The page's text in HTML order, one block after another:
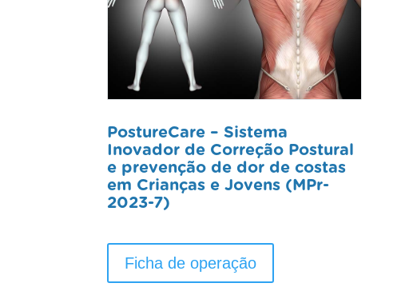
PostureCare – Sistema
Inovador de Correção Postural
e prevenção de dor de costas
em Crianças e Jovens (MPr-
2023-7)
Ficha de operação